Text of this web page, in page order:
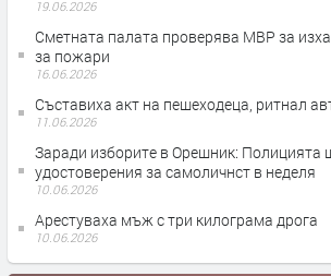
19.06.2026
Сметната палата проверява МВР за
за пожари
16.06.2026
Съставиха акт на пешеходеца, ритнал
11.06.2026
Заради изборите в Орешник: Полицията
удостоверения за самоличнст в неделя
10.06.2026
Арестуваха мъж с три килограма дрога
10.06.2026